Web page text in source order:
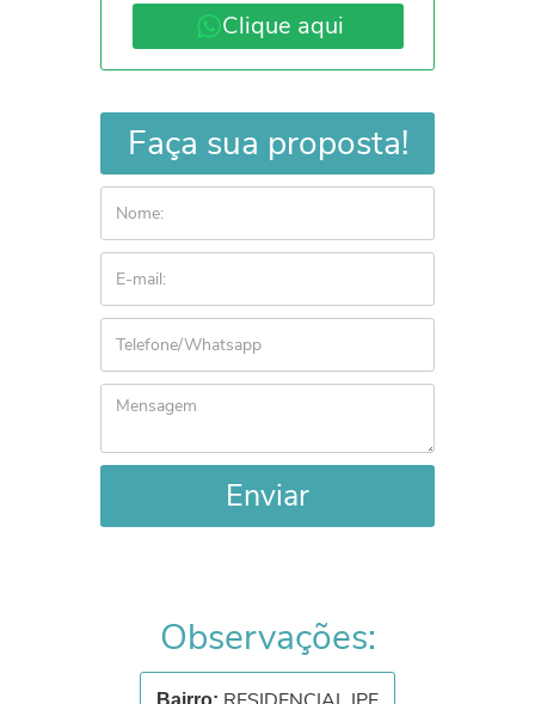
Clique aqui
Faça sua proposta!
Enviar
Observações:
Bairro: